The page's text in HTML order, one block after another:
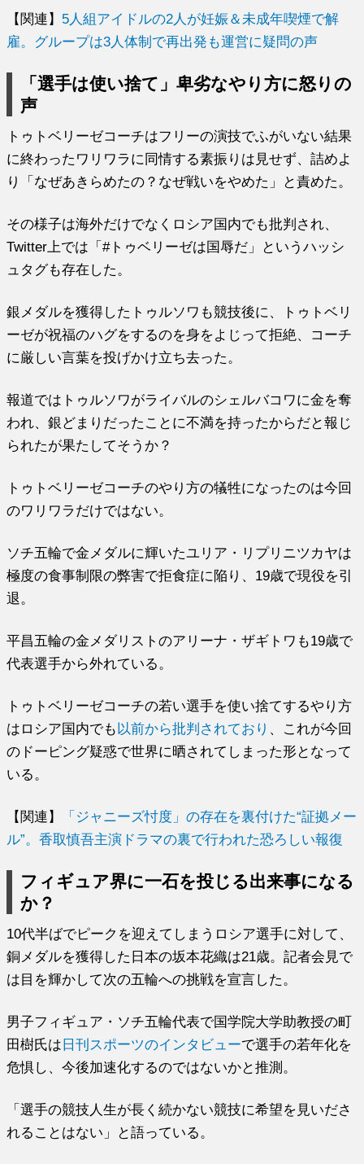
【関連】 5人組アイドルの2人が妊娠＆未成年喫煙で解
雇。グループは3人体制で再出発も運営に疑問の声
「選手は使い捨て」卑劣なやり方に怒りの
声
トゥトベリーゼコーチはフリーの演技でふがいない結果
に終わったワリワラに同情する素振りは見せず、詰めよ
り「なぜあきらめたの？なぜ戦いをやめた」と責めた。
その様子は海外だけでなくロシア国内でも批判され、
Twitter上では「#トゥベリーゼは国辱だ」というハッシ
ュタグも存在した。
銀メダルを獲得したトゥルソワも競技後に、トゥトベリ
ーゼが祝福のハグをするのを身をよじって拒絶、コーチ
に厳しい言葉を投げかけ立ち去った。
報道ではトゥルソワがライバルのシェルバコワに金を奪
われ、銀どまりだったことに不満を持ったからだと報じ
られたが果たしてそうか？
トゥトベリーゼコーチのやり方の犠牲になったのは今回
のワリワラだけではない。
ソチ五輪で金メダルに輝いたユリア・リプリニツカヤは
極度の食事制限の弊害で拒食症に陥り、19歳で現役を引
退。
平昌五輪の金メダリストのアリーナ・ザギトワも19歳で
代表選手から外れている。
トゥトベリーゼコーチの若い選手を使い捨てするやり方
はロシア国内でも 以前から批判されており 、これが今回
のドーピング疑惑で世界に晒されてしまった形となって
いる。
【関連】
「ジャニーズ忖度」の存在を裏付けた“証拠メー
ル”。香取慎吾主演ドラマの裏で行われた恐ろしい報復
フィギュア界に一石を投じる出来事になる
か？
10代半ばでピークを迎えてしまうロシア選手に対して、
銅メダルを獲得した日本の坂本花織は21歳。記者会見で
は目を輝かして次の五輪への挑戦を宣言した。
男子フィギュア・ソチ五輪代表で国学院大学助教授の町
田樹氏は 日刊スポーツのインタビューで選手の若年化を
危惧し、今後加速化するのではないかと推測。
「選手の競技人生が長く続かない競技に希望を見いださ
れることはない」と語っている。